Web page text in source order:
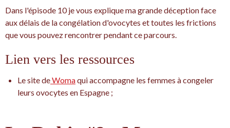
Dans l'épisode 10 je vous explique ma grande déception face
aux délais de la congélation d'ovocytes et toutes les frictions
que vous pouvez rencontrer pendant ce parcours.
Lien vers les ressources
Le site deWomaqui accompagne les femmes à congeler
leurs ovocytes en Espagne ;